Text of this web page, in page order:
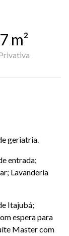
m²
geriatria.
entrada;
Lavanderia
Itajubá;
espera para
Master com